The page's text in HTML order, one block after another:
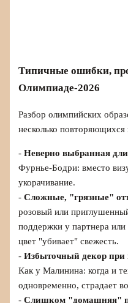
Типичные ошибки,
Олимпиаде-2026
Разбор олимпийских
несколько повторяющихся
-Неверно выбранная
Фурнье-Бодри: вместо
укорачивание.
-Сложные, "грязные"
розовый или
поддержки у партнера
цвет "убивает" свежесть.
-Избыточный декор при
Как у Малинина: когда и
одновременно, страдает
-Слишком "домашняя"